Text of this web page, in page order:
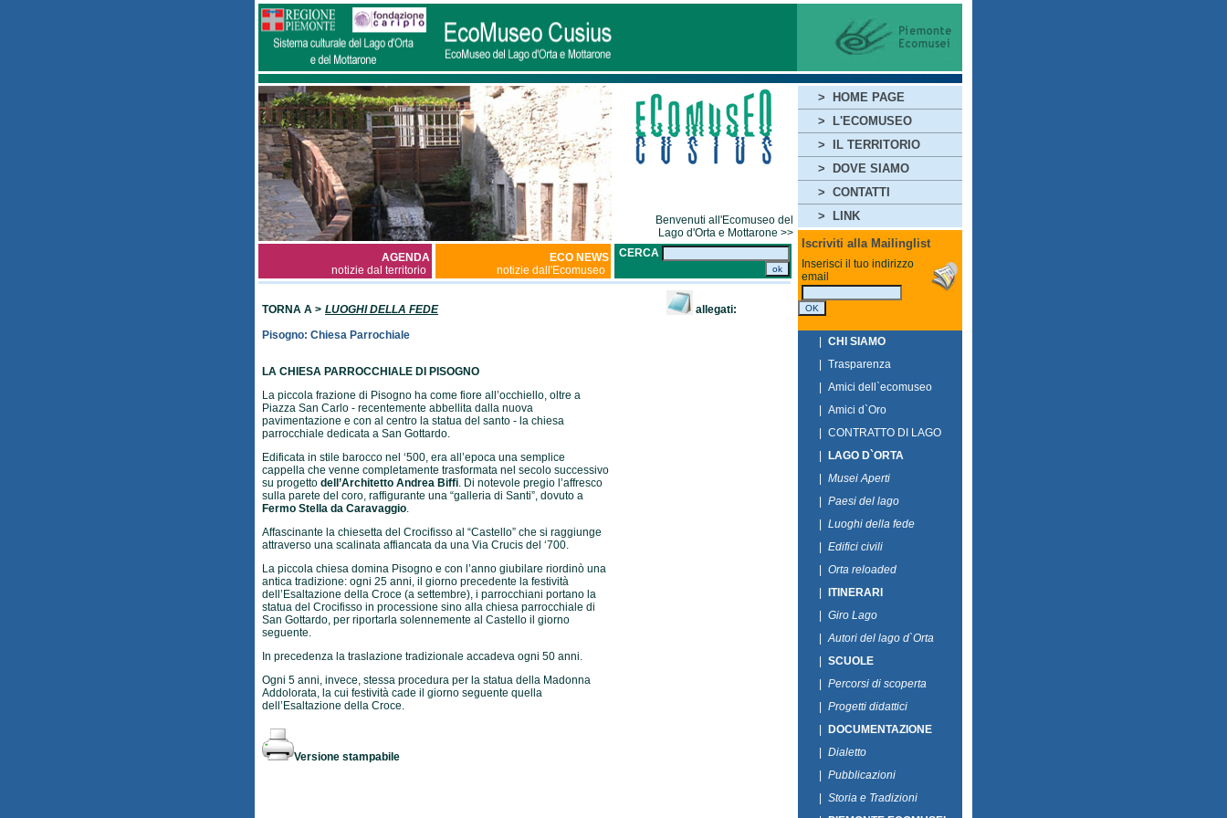
Benvenuti all'Ecomuseo del
Lago d'Orta e Mottarone >>
AGENDA
notizie dal territorio
ECO NEWS
notizie dall'Ecomuseo
CERCA
TORNA A > LUOGHI DELLA FEDE
Pisogno: Chiesa Parrochiale
LA CHIESA PARROCCHIALE DI PISOGNO
La piccola frazione di Pisogno ha come fiore all’occhiello, oltre a
Piazza San Carlo - recentemente abbellita dalla nuova
pavimentazione e con al centro la statua del santo - la chiesa
parrocchiale dedicata a San Gottardo.
Edificata in stile barocco nel ‘500, era all’epoca una semplice
cappella che venne completamente trasformata nel secolo successivo
su progetto dell’Architetto Andrea Biffi. Di notevole pregio l’affresco
sulla parete del coro, raffigurante una “galleria di Santi”, dovuto a
Fermo Stella da Caravaggio.
Affascinante la chiesetta del Crocifisso al “Castello” che si raggiunge
attraverso una scalinata affiancata da una Via Crucis del ‘700.
La piccola chiesa domina Pisogno e con l’anno giubilare riordinò una
antica tradizione: ogni 25 anni, il giorno precedente la festività
dell’Esaltazione della Croce (a settembre), i parrocchiani portano la
statua del Crocifisso in processione sino alla chiesa parrocchiale di
San Gottardo, per riportarla solennemente al Castello il giorno
seguente.
In precedenza la traslazione tradizionale accadeva ogni 50 anni.
Ogni 5 anni, invece, stessa procedura per la statua della Madonna
Addolorata, la cui festività cade il giorno seguente quella
dell’Esaltazione della Croce.
Versione stampabile
allegati:
>
HOME PAGE
>
L'ECOMUSEO
>
IL TERRITORIO
>
DOVE SIAMO
> CONTATTI
>
LINK
Iscriviti alla Mailinglist
Inserisci il tuo indirizzo
email
CHI SIAMO
Trasparenza
Amici dell`ecomuseo
Amici d`Oro
CONTRATTO DI LAGO
LAGO D`ORTA
Musei Aperti
Paesi del lago
Luoghi della fede
Edifici civili
Orta reloaded
ITINERARI
Giro Lago
Autori del lago d`Orta
SCUOLE
Percorsi di scoperta
Progetti didattici
DOCUMENTAZIONE
Dialetto
Pubblicazioni
Storia e Tradizioni